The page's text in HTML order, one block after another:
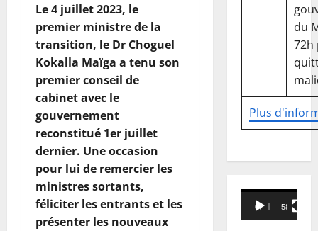
Le 4 juillet 2023, le
premier ministre de la
transition, le Dr Choguel
Kokalla Maïga a tenu son
premier conseil de
cabinet avec le
gouvernement
reconstitué 1er juillet
dernier. Une occasion
pour lui de remercier les
ministres sortants,
féliciter les entrants et les
présenter les nouveaux
Plus
du
72h
Lecteur
vidéo
00:00 58:18